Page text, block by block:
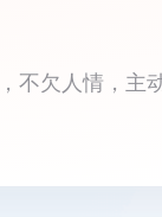
不欠人情，主